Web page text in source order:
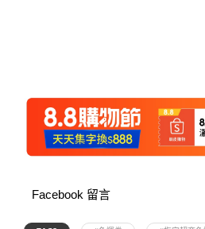
Facebook 留言